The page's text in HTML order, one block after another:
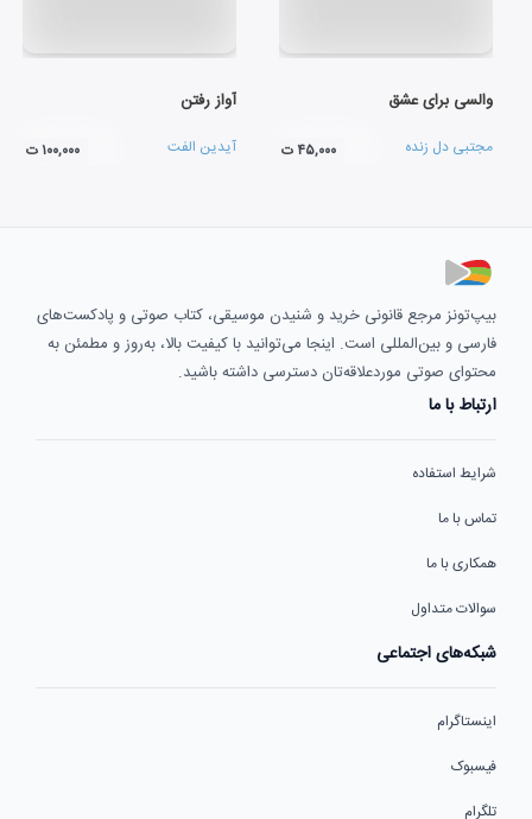
والسی برای عشق
مجتبی دل زنده ۴۵,۰۰۰ ت
آواز رفتن
آیدین الفت ۱۰۰,۰۰۰ ت
بیپ‌تونز مرجع قانونی خرید و شنیدن موسیقی، کتاب صوتی و پادکست‌های
فارسی و بین‌المللی است. اینجا می‌توانید با کیفیت بالا، به‌روز و مطمئن به
محتوای صوتی موردعلاقه‌تان دسترسی داشته باشید.
ارتباط با ما
شرایط استفاده
تماس با ما
همکاری با ما
سوالات متداول
شبکه‌های اجتماعی
اینستاگرام
فیسبوک
تلگرام